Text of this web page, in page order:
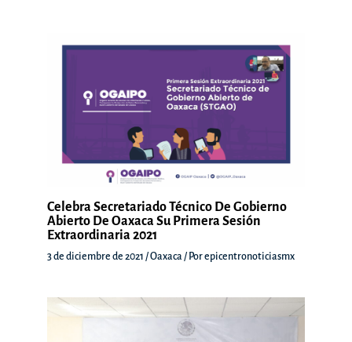
Celebra Secretariado Técnico De Gobierno
Abierto De Oaxaca Su Primera Sesión
Extraordinaria 2021
3 de diciembre de 2021 /Oaxaca / Porepicentronoticiasmx